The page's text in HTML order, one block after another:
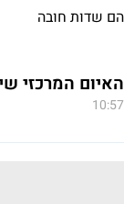
הם שדות חובה
המרכזי